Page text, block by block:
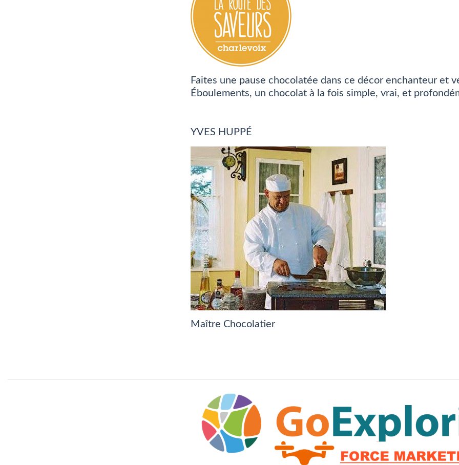
Faites une pause chocolatée dans ce décor enchanteur et
Éboulements, un chocolat à la fois simple, vrai, et
YVES HUPPÉ
Maître Chocolatier